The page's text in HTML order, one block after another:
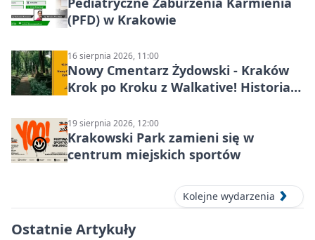
(PFD) w Krakowie
16 sierpnia 2026, 11:00
Nowy Cmentarz Żydowski - Kraków
Krok po Kroku z Walkative! Historia
19 sierpnia 2026, 12:00
Krakowski Park zamieni się w
centrum miejskich sportów
Kolejne wydarzenia
Ostatnie Artykuły